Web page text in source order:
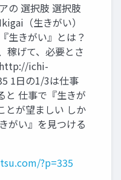
の 選択肢 選択肢
（生きがい）
生きがい』とは？
稼げて、必要とさ
http://ichi-
1日の1/3は仕事
と 仕事で『生きが
とが望ましい しか
がい』を見つける
?p=335